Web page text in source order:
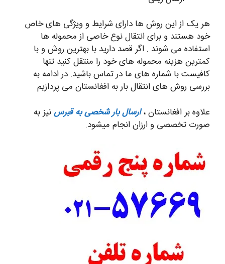
هر یک از این روش ها دارای شرایط و ویژگی های خاص
خود هستند و برای انتقال نوع خاصی از محموله ها
استفاده می شوند . اگر قصد دارید با بهترین روش و با
کمترین هزینه محموله های خود را منتقل کنید تنها
کافیست با شماره های ما در تماس باشید. در ادامه به
بررسی روش های انتقال بار به افغانستان می پردازیم
علاوه بر افغانستان ،ارسال بار شخصی به قبرسنیز به
صورت تخصصی و ارزان انجام میشود.